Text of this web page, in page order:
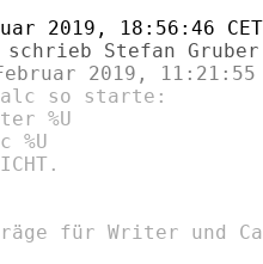
so starte:
%U
für Writer und